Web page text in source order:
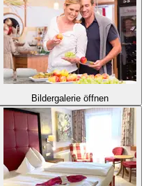
Bildergalerie öffnen